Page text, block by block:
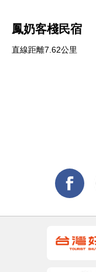
鳳奶客棧民宿
直線距離7.62公里